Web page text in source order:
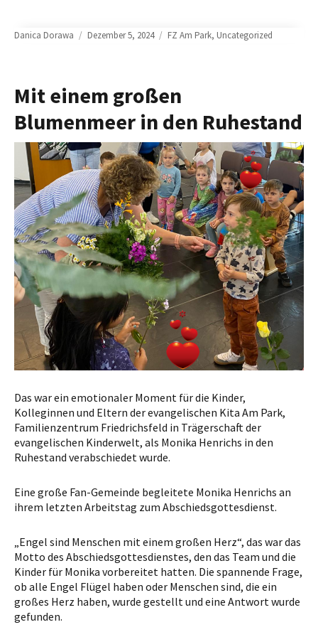
Author
Danica Dorawa
Posted
Dezember 5, 2024 Categories
FZ Am Park, Uncategorized
Mit einem großen
Blumenmeer in den Ruhestand
Das war ein emotionaler Moment für die Kinder,
Kolleginnen und Eltern der evangelischen Kita Am Park,
Familienzentrum Friedrichsfeld in Trägerschaft der
evangelischen Kinderwelt, als Monika Henrichs in den
Ruhestand verabschiedet wurde.
Eine große Fan-Gemeinde begleitete Monika Henrichs an
ihrem letzten Arbeitstag zum Abschiedsgottesdienst.
„Engel sind Menschen mit einem großen Herz“, das war das
Motto des Abschiedsgottesdienstes, den das Team und die
Kinder für Monika vorbereitet hatten. Die spannende Frage,
ob alle Engel Flügel haben oder Menschen sind, die ein
großes Herz haben, wurde gestellt und eine Antwort wurde
gefunden.